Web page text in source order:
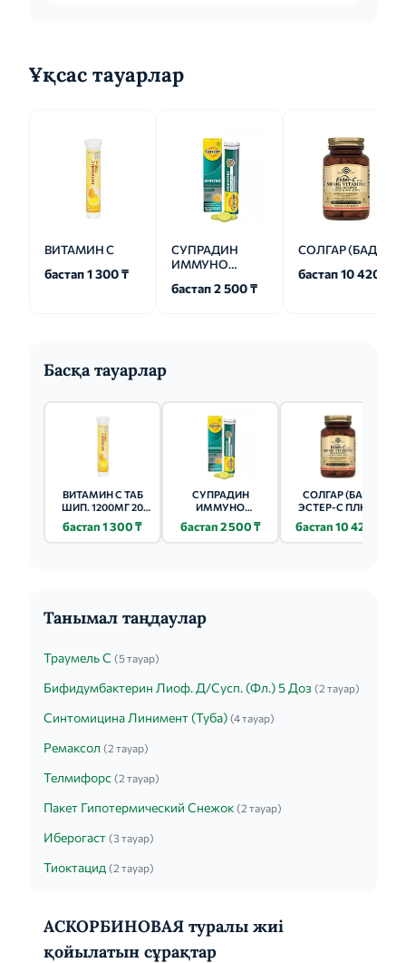
Ұқсас тауарлар
ВИТАМИН С
бастап 1 300 ₸
СУПРАДИН
ИММУНО
бастап 2 500 ₸
СОЛГАР (БАД)
бастап 10 420 ₸
Басқа тауарлар
ВИТАМИН С ТАБ
ШИП. 1200МГ 20
бастап 1 300 ₸
СУПРАДИН
ИММУНО
ШИП. 15 ШТ.
бастап 2 500 ₸
СОЛГАР (БАД)
ЭСТЕР-С ПЛЮС
50 ШТ.
бастап 10 420 ₸
Танымал таңдаулар
Траумель С (5 тауар)
Бифидумбактерин Лиоф. Д/Сусп. (Фл.) 5 Доз (2 тауар)
Синтомицина Линимент (Туба) (4 тауар)
Ремаксол (2 тауар)
Телмифорс (2 тауар)
Пакет Гипотермический Снежок (2 тауар)
Иберогаст (3 тауар)
Тиоктацид (2 тауар)
АСКОРБИНОВАЯ туралы жиі
қойылатын сұрақтар